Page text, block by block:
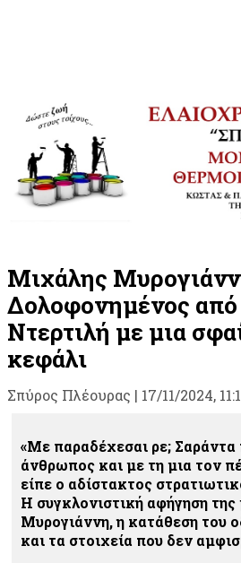
Μιχάλης
Δολοφονημένος από
Ντερτιλή με μια
κεφάλι
Σπύρος Πλέουρας | 17/11/2024,
«Με παραδέχεσαι ρε;
άνθρωπος και με τη μια τον
είπε ο αδίστακτος
H συγκλονιστική αφήγηση
Μυρογιάννη, η κατάθεση του
και τα στοιχεία που δεν